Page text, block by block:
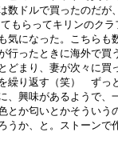
数ドルで買ったのだが
もらってキリンのクラ
気になった。こちらも
行ったときに海外で買
どまり、妻が次々に買
繰り返す（笑） ずっ
、興味があるようで、
とか匂いとかそういう
うか、と。ストーンで